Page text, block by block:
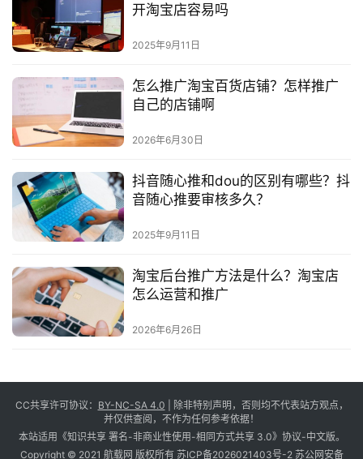
开淘宝店容易吗
2025年9月11日
怎么推广淘宝百货店铺？怎样推广
自己的店铺啊
2026年6月30日
抖音随心推和dou的区别有哪些？抖
音随心推要审核多久？
2025年9月11日
淘宝后台推广方法是什么？淘宝店
怎么运营和推广
2026年6月26日
CC共享许可协议： BY-NC-SA 4.0 | 除非特别声明，否则均不代表站方观点，
并仅供查阅，不作为任何参考依据！
本站适用《知识共享 署名-非商业性使用-相同方式共享 3.0》协议-中文版。
Copyright © 2021 航载网 版权所有 苏ICP备2026021403号-2 苏公网安备